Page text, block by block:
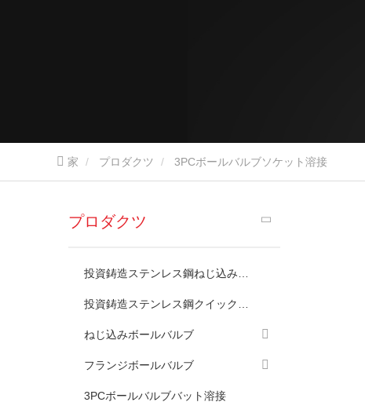
家 プロダクツ 3PCボールバルブソケット溶接
プロダクツ
ねじ込みボールバルブ
フランジボールバルブ
3PCボールバルブバット溶接